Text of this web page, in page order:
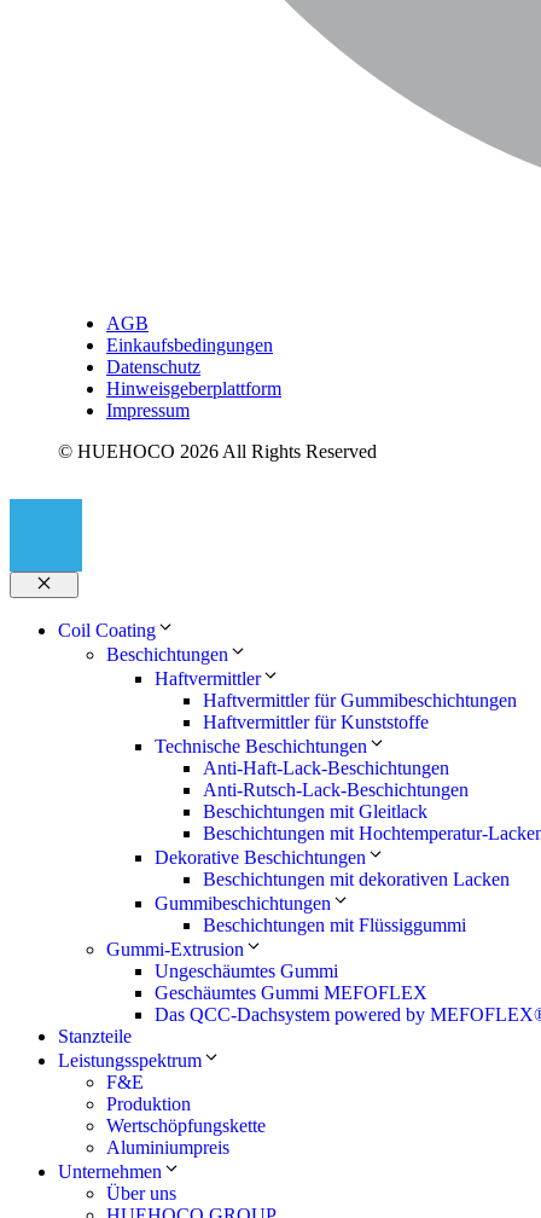
AGB
Einkaufsbedingungen
Datenschutz
Hinweisgeberplattform
Impressum
© HUEHOCO 2026 All Rights Reserved
Schließen
Coil Coating
Beschichtungen
Haftvermittler
Haftvermittler für Gummibeschichtungen
Haftvermittler für Kunststoffe
Technische Beschichtungen
Anti-Haft-Lack-Beschichtungen
Anti-Rutsch-Lack-Beschichtungen
Beschichtungen mit Gleitlack
Beschichtungen mit Hochtemperatur-
Dekorative Beschichtungen
Beschichtungen mit dekorativen Lacken
Gummibeschichtungen
Beschichtungen mit Flüssiggummi
Gummi-Extrusion
Ungeschäumtes Gummi
Geschäumtes Gummi MEFOFLEX
Das QCC-Dachsystem powered by
Stanzteile
Leistungsspektrum
F&E
Produktion
Wertschöpfungskette
Aluminiumpreis
Unternehmen
Über uns